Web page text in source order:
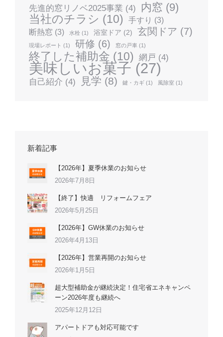
先進的窓リノベ2025事業 (4) 内窓 (9)
当社のチラシ (10) 手すり (3)
断熱窓 (3) 水栓 (1) 浴室ドア (2) 玄関ドア (7)
現場レポート (1) 研修 (6) 窓の戸車 (1)
終了した補助金 (10) 網戸 (4)
美味しいお菓子(27)
自己紹介 (4) 見学 (8) 鍵・カギ (1) 風除室 (1)
新着記事
【2026年】夏季休業のお知らせ
2026年7月8日
【終了】快適 リフォームフェア
2026年5月25日
【2026年】GW休業のお知らせ
2026年4月13日
【2026年】営業再開のお知らせ
2026年1月5日
超大型補助金が継続決定！住宅省エネキャンペ
ーン2026年度も継続へ
2025年12月12日
アパートドアも対応可能です